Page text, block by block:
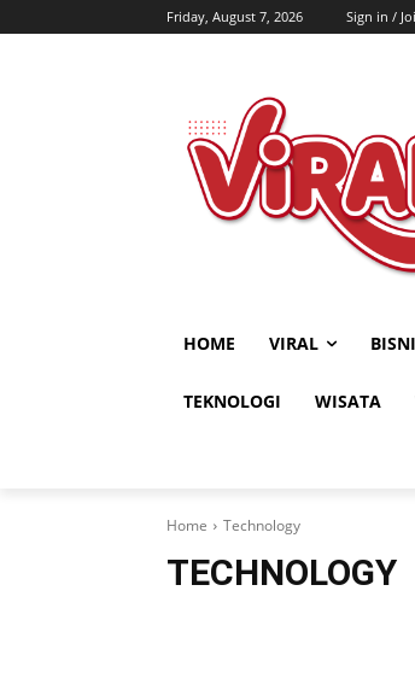
Friday, August 7, 2026 Sign in /
HOME VIRAL
TEKNOLOGI WISATA
Home Technology
TECHNOLOGY